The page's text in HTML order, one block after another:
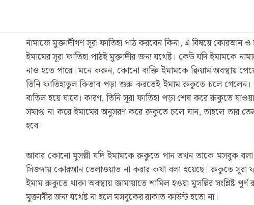
নামাজে মুক্তাদীগণ সূরা ফাতিহা পাঠ করবেন কিনা, এ বিষয়ে কোরআন
ইমামের সূরা ফাতিহা পাঠই মুক্তাদীর জন্য যথেষ্ট। কেউ যদি ইমামকে
নাও হতে পারে। মনে করুন, কোনো ব্যক্তি ইমামকে ক্বিয়াম অবস্থায়
তিনি ফাতিহাতুল কিতাব পড়া শুরু করতেই ইমাম রুকুতে চলে গেলেন।
বাতিল হয়ে যাবে। কারণ, তিনি সূরা ফাতিহা পড়া শেষ করে রুকুতে
সমাপ্ত না করে ইমামের অনুসরণ করে রুকুতে চলে যান, তাহলে তার
হবে।
আবার কোনো মুসল্লী যদি ইমামকে রুকুতে পান তখন তাকে মসবুক
সিজদায় কোরআন তেলাওয়াত না করার কথা বলা হয়েছে। রুকুতে সূরা
ইমাম রুকুতে থাকা অবস্থায় জামায়াতে শামিল হওয়া মুসল্লির সংশ্লিষ্ট
মুক্তাদীর জন্য যথেষ্ট না হলে মসবুকের রাকাত কাউন্ট হতো না।